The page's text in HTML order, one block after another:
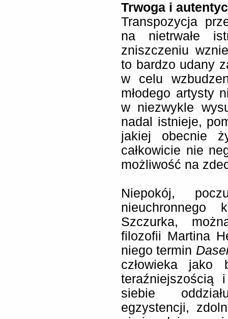
Trwoga i
Transpozycja
na nietrwałe
zniszczeniu
to bardzo udany
w celu
młodego artysty
w niezwykle
nadal istnieje,
jakiej obecnie
całkowicie nie
możliwość na
Niepokój,
nieuchronnego
Szczurka,
filozofii Martina
niego termin
człowieka jako
teraźniejszością
siebie
egzystencji,